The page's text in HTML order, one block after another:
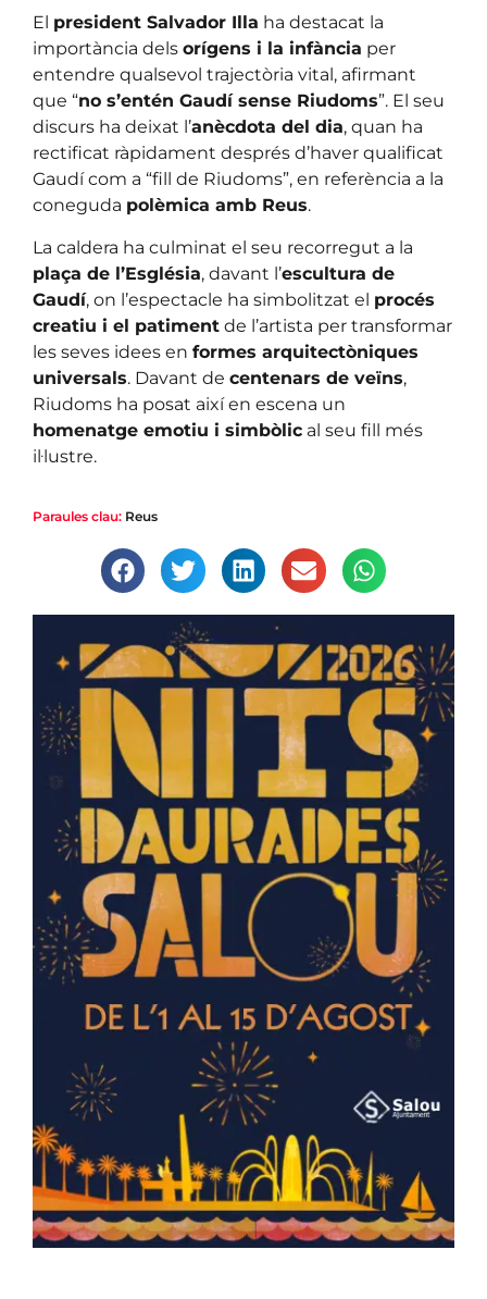
El president Salvador Illa ha destacat la
importància dels orígens i la infància per
entendre qualsevol trajectòria vital, afirmant
que “no s’entén Gaudí sense Riudoms”. El seu
discurs ha deixat l’anècdota del dia, quan ha
rectificat ràpidament després d’haver qualificat
Gaudí com a “fill de Riudoms”, en referència a la
coneguda polèmica amb Reus.
La caldera ha culminat el seu recorregut a la
plaça de l’Església, davant l’escultura de
Gaudí, on l’espectacle ha simbolitzat el procés
creatiu i el patiment de l’artista per transformar
les seves idees en formes arquitectòniques
universals. Davant de centenars de veïns,
Riudoms ha posat així en escena un
homenatge emotiu i simbòlic al seu fill més
il·lustre.
Paraules clau: Reus